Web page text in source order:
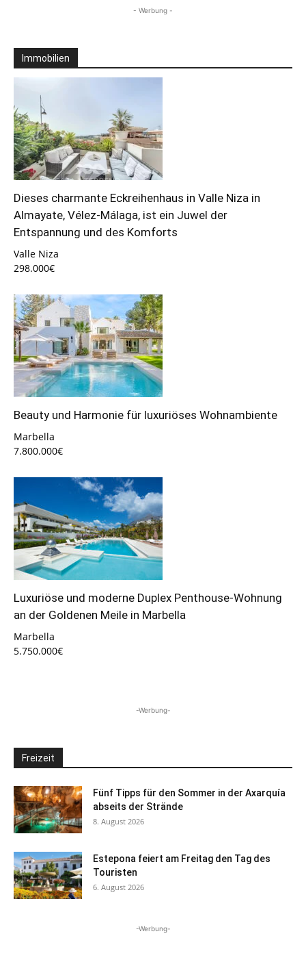
- Werbung -
Immobilien
Dieses charmante Eckreihenhaus in Valle Niza in
Almayate, Vélez-Málaga, ist ein Juwel der
Entspannung und des Komforts
Valle Niza
298.000€
Beauty und Harmonie für luxuriöses Wohnambiente
Marbella
7.800.000€
Luxuriöse und moderne Duplex Penthouse-Wohnung
an der Goldenen Meile in Marbella
Marbella
5.750.000€
-Werbung-
Freizeit
Fünf Tipps für den Sommer in der Axarquía
abseits der Strände
8. August 2026
Estepona feiert am Freitag den Tag des
Touristen
6. August 2026
-Werbung-